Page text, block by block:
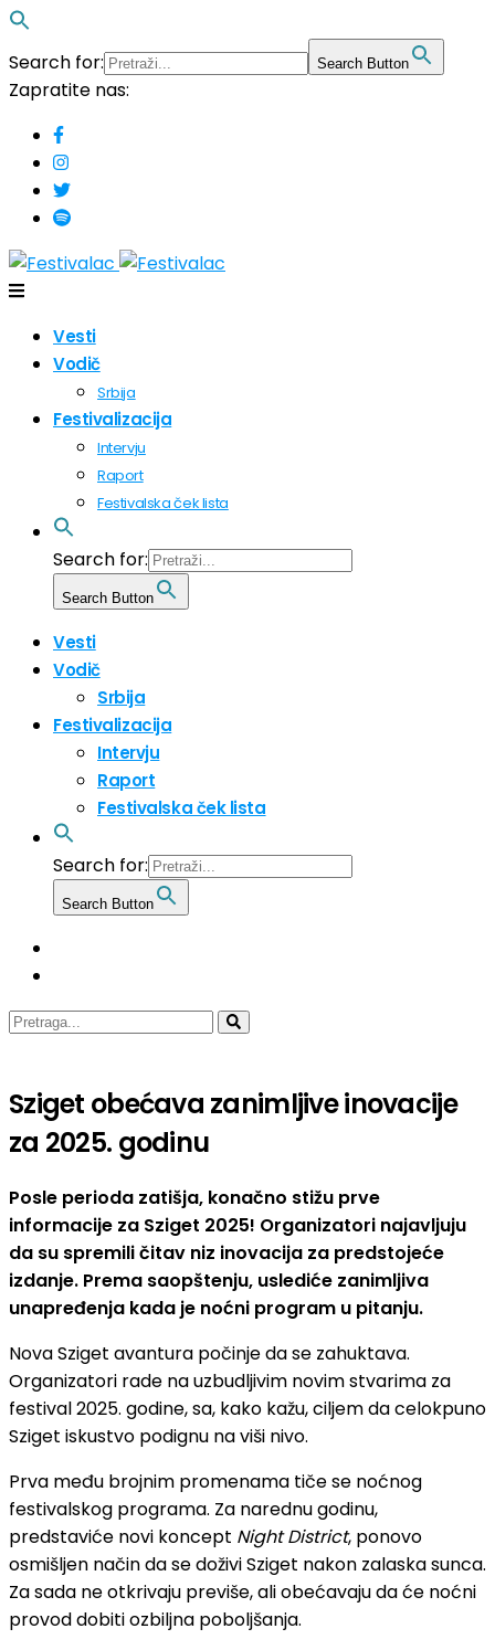
Search for: Search Button
Zapratite nas:
Vesti
Vodič
Srbija
Festivalizacija
Intervju
Raport
Festivalska ček lista
Search for:
Search Button
Vesti
Vodič
Srbija
Festivalizacija
Intervju
Raport
Festivalska ček lista
Search for:
Search Button
Sziget obećava zanimljive inovacije
za 2025. godinu
Posle perioda zatišja, konačno stižu prve
informacije za Sziget 2025! Organizatori najavljuju
da su spremili čitav niz inovacija za predstojeće
izdanje. Prema saopštenju, uslediće zanimljiva
unapređenja kada je noćni program u pitanju.
Nova Sziget avantura počinje da se zahuktava.
Organizatori rade na uzbudljivim novim stvarima za
festival 2025. godine, sa, kako kažu, ciljem da celokpuno
Sziget iskustvo podignu na viši nivo.
Prva među brojnim promenama tiče se noćnog
festivalskog programa. Za narednu godinu,
predstaviće novi koncept Night District, ponovo
osmišljen način da se doživi Sziget nakon zalaska sunca.
Za sada ne otkrivaju previše, ali obećavaju da će noćni
provod dobiti ozbiljna poboljšanja.